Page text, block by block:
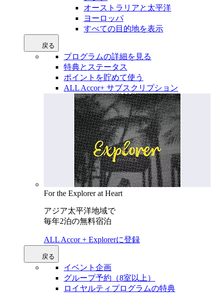
オーストラリアと太平洋
ヨーロッパ
すべての目的地を表示
戻る
プログラムの詳細を見る
特典とステータス
ポイントを貯めて使う
ALL Accor+ サブスクリプション
For the Explorer at Heart
アジア太平洋地域で
毎年2泊の無料宿泊
ALL Accor + Explorerに登録
戻る
イベント企画
グループ予約（8室以上）
ロイヤルティプログラムの特典